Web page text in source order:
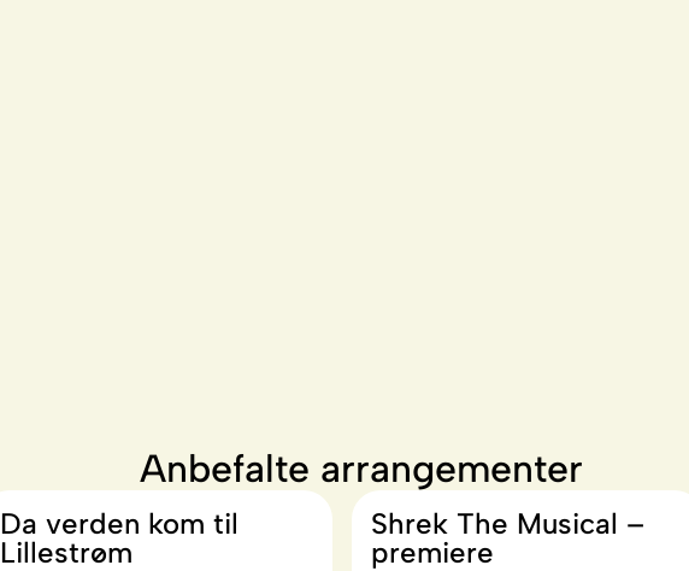
Anbefalte arrangementer
Da verden kom til
Lillestrøm
Shrek The Musical –
premiere